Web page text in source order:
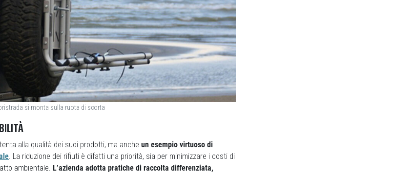
si monta sulla ruota di scorta
alla qualità dei suoi prodotti, ma anche un esempio virtuoso di
. La riduzione dei rifiuti è difatti una priorità, sia per minimizzare i costi di
ambientale. L’azienda adotta pratiche di raccolta differenziata,